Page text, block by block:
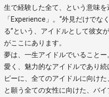
生で経験した全て、という意味
「Experience」。“外見だけでな
る”という、アイドルとして彼女
がここにあります。
夢は、一生アイドルでいること
愛く、魅力的なアイドルであり続
ピーに、全てのアイドルに向け
と願う全ての女性に向けた、バ